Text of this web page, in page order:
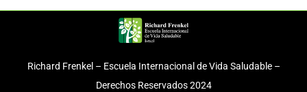
Richard Frenkel – Escuela Internacional de Vida Saludable –
Derechos Reservados 2024